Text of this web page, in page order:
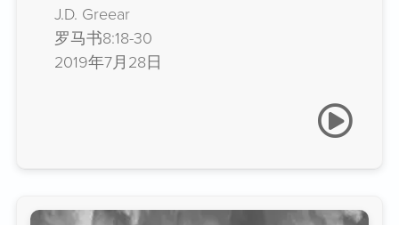
J.D. Greear
罗马书8:18-30
2019年7月28日